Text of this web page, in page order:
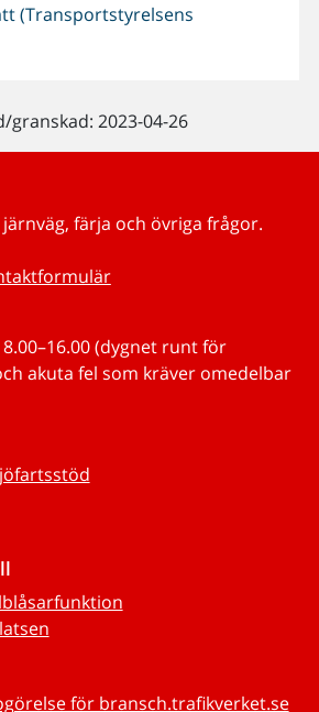
(Transportstyrelsens
2023-04-26
färja och övriga frågor.
(dygnet runt för
akuta fel som kräver omedelbar
för bransch.trafikverket.se